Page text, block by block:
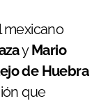
mexicano
yMario
de Huebra
que